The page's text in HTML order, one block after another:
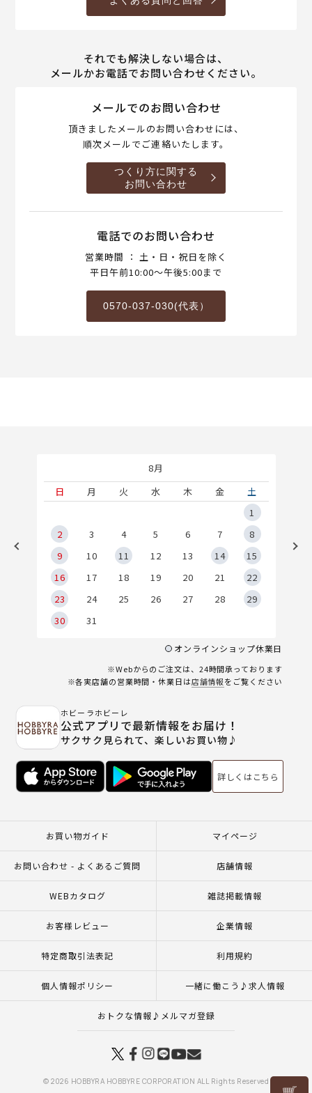
それでも解決しない場合は、
メールかお電話でお問い合わせください。
メールでのお問い合わせ
頂きましたメールのお問い合わせには、
順次メールでご連絡いたします。
つくり方に関する
お問い合わせ
電話でのお問い合わせ
営業時間 ： 土・日・祝日を除く
平日午前10:00～午後5:00まで
0570-037-030(代表）
8月
日
月 火 水 木 金
土
1
2
3 4 5 6 7
8
9
10 11 12 13 14
15
16
17 18 19 20 21
22
23
24 25 26 27 28
29
30
31
オンラインショップ休業日
※Webからのご注文は、24時間承っております
※各実店舗の営業時間・休業日は店舗情報をご覧ください
ホビーラホビーレ
公式アプリで最新情報をお届け！
サクサク見られて、楽しいお買い物♪
詳しくはこちら
お買い物ガイド マイページ
お問い合わせ - よくあるご質問 店舗情報
WEBカタログ 雑誌掲載情報
お客様レビュー 企業情報
特定商取引法表記 利用規約
個人情報ポリシー 一緒に働こう♪求人情報
おトクな情報♪メルマガ登録
© 2026 HOBBYRA HOBBYRE CORPORATION ALL Rights Reserved